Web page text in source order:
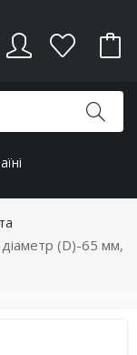
(D)-65 мм,